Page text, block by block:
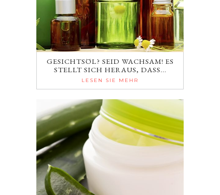
GESICHTSÖL? SEID WACHSAM! ES
STELLT SICH HERAUS, DASS…
LESEN SIE MEHR